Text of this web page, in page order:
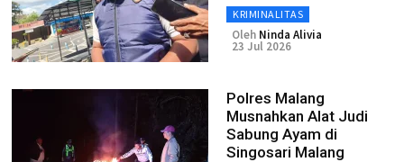
KRIMINALITAS
Oleh Ninda Alivia
23 Jul 2026
Polres Malang
Musnahkan Alat Judi
Sabung Ayam di
Singosari Malang